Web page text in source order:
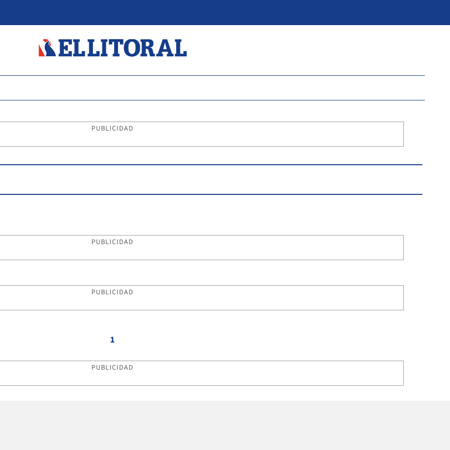
PUBLICIDAD
PUBLICIDAD
PUBLICIDAD
1
PUBLICIDAD